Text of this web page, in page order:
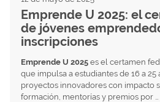
Emprende U 2025: el
de jóvenes
inscripciones
Emprende U 2025 es el certamen
que impulsa a estudiantes de 16 a
proyectos innovadores con impacto
formación, mentorías y premios por …